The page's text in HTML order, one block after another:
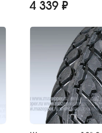
"ПЕТРОШИНА"
4 339 ₽